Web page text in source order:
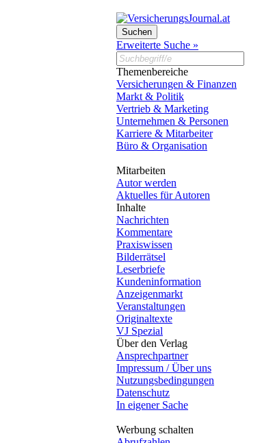
Erweiterte Suche »
Themenbereiche
Versicherungen & Finanzen
Markt & Politik
Vertrieb & Marketing
Unternehmen & Personen
Karriere & Mitarbeiter
Büro & Organisation
Mitarbeiten
Autor werden
Aktuelles für Autoren
Inhalte
Nachrichten
Kommentare
Praxiswissen
Bilderrätsel
Leserbriefe
Kundeninformation
Anzeigenmarkt
Veranstaltungen
Originaltexte
VJ Spezial
Über den Verlag
Ansprechpartner
Impressum / Über uns
Nutzungsbedingungen
Datenschutz
In eigener Sache
Werbung schalten